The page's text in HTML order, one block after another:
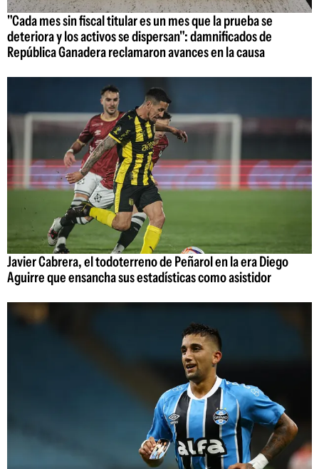
"Cada mes sin fiscal titular es un mes que la prueba se
deteriora y los activos se dispersan": damnificados de
República Ganadera reclamaron avances en la causa
Javier Cabrera, el todoterreno de Peñarol en la era Diego
Aguirre que ensancha sus estadísticas como asistidor